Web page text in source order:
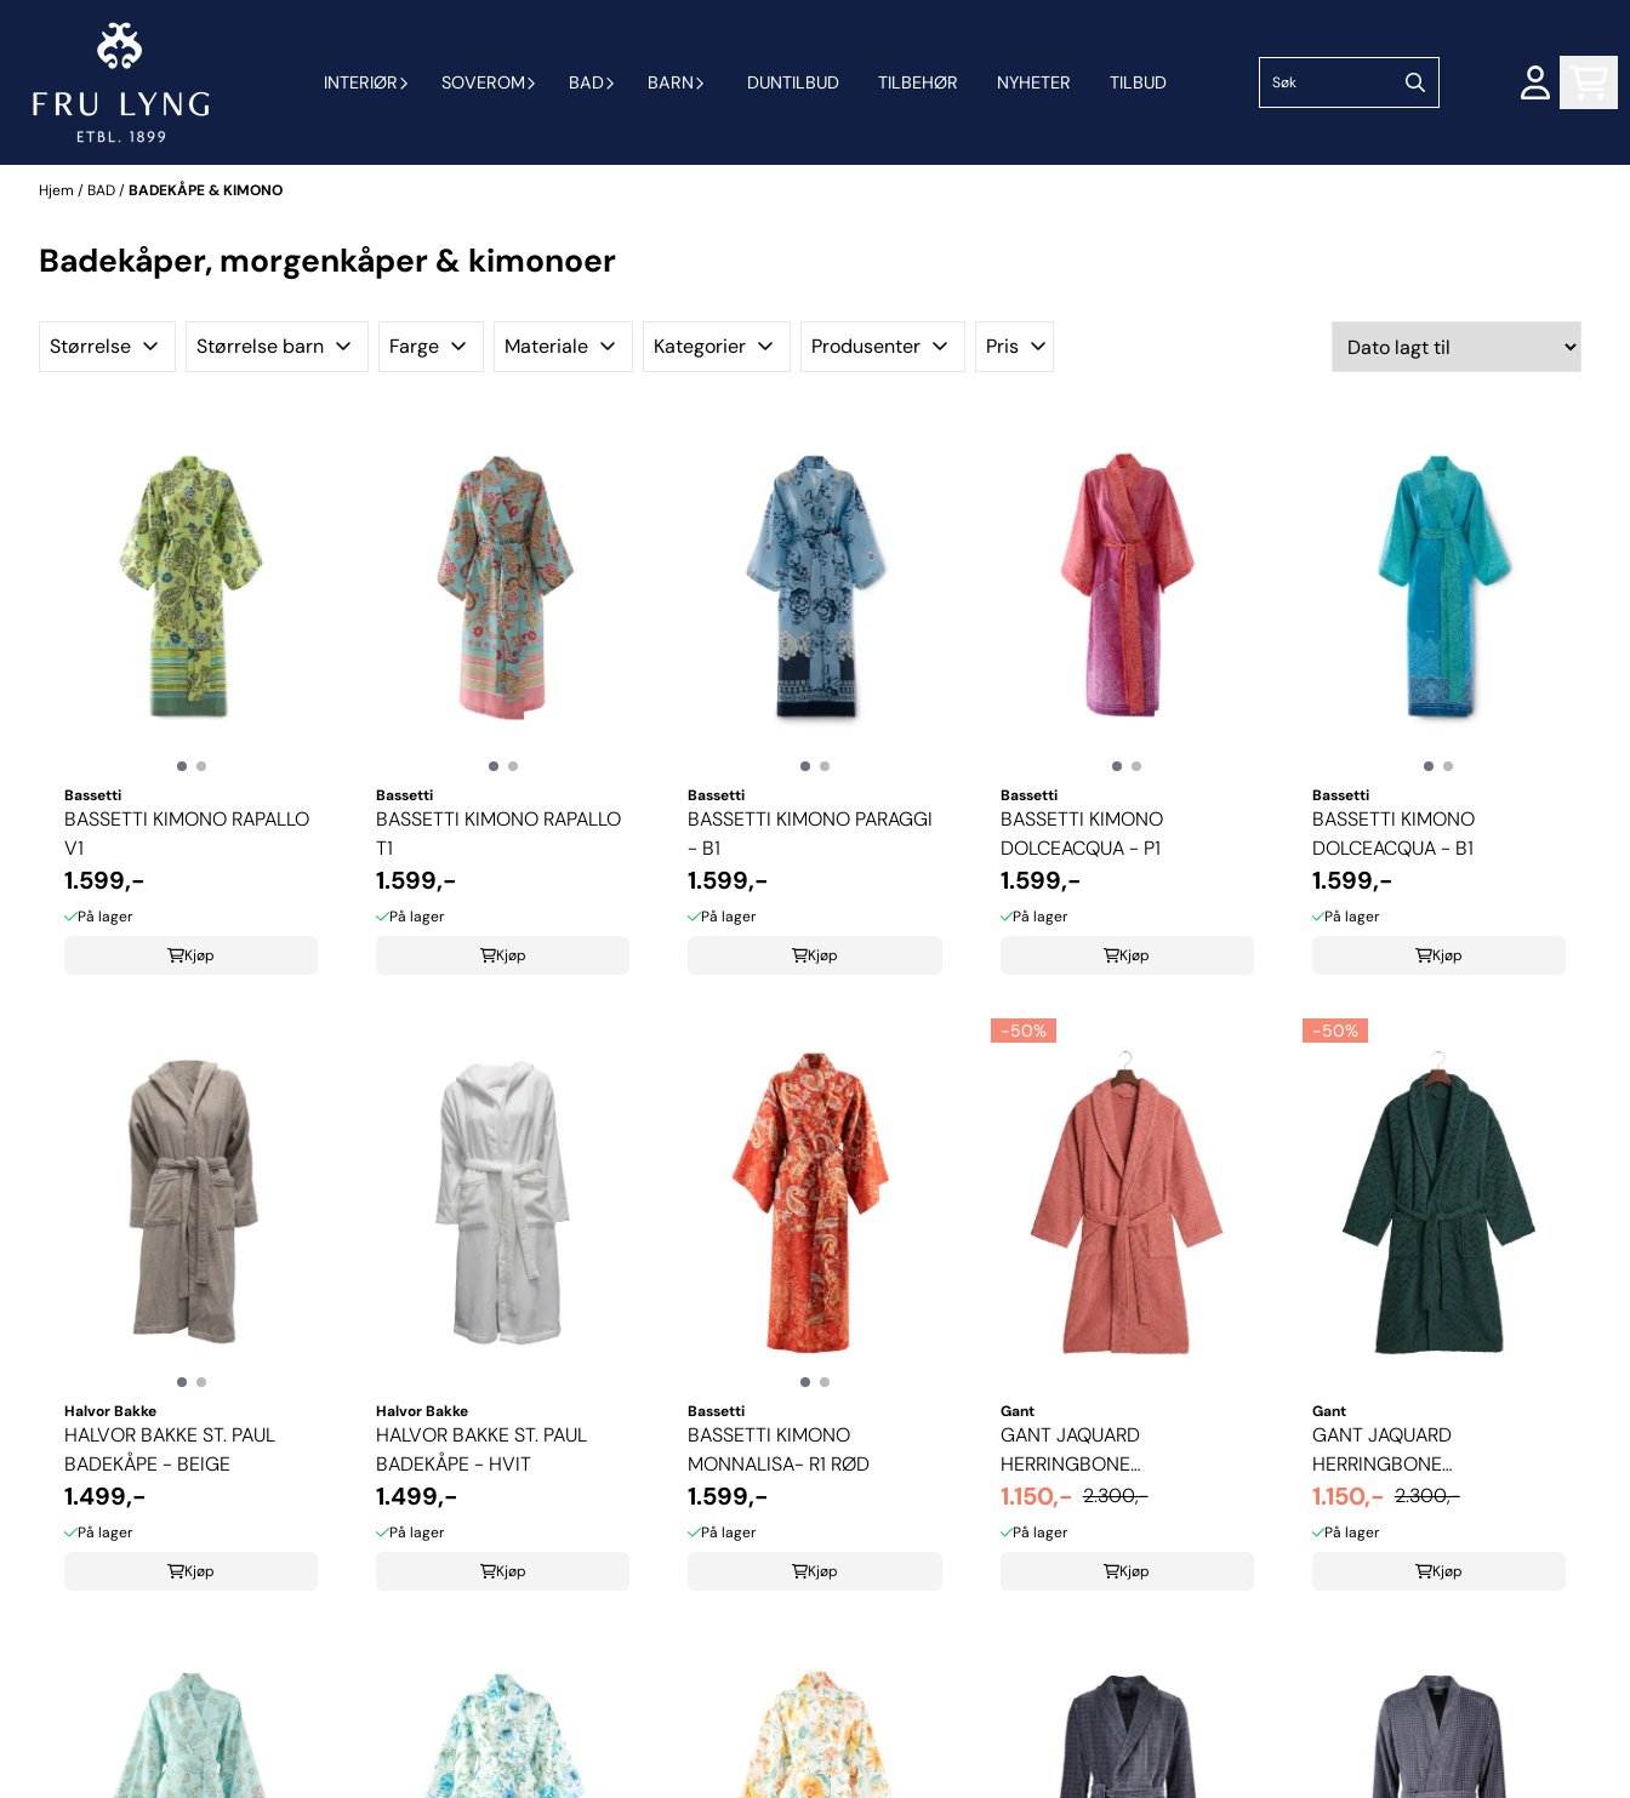
Hopp til innhold
INTERIØR SOVEROM BAD BARN DUNTILBUD TILBEHØR NYHETER TILBUD
Hjem /BAD/BADEKÅPE & KIMONO
Badekåper, morgenkåper & kimonoer
Størrelse Størrelse barn Farge Materiale Kategorier Produsenter Pris
Bassetti
BASSETTI KIMONO RAPALLO
V1
1.599,-
På lager
Kjøp
Bassetti
BASSETTI KIMONO RAPALLO
T1
1.599,-
På lager
Kjøp
Bassetti
BASSETTI KIMONO PARAGGI
- B1
1.599,-
På lager
Kjøp
Bassetti
BASSETTI KIMONO
DOLCEACQUA - P1
1.599,-
På lager
Kjøp
Bassetti
BASSETTI KIMONO
DOLCEACQUA - B1
1.599,-
På lager
Kjøp
Halvor Bakke
HALVOR BAKKE ST. PAUL
BADEKÅPE - BEIGE
1.499,-
På lager
Kjøp
Halvor Bakke
HALVOR BAKKE ST. PAUL
BADEKÅPE - HVIT
1.499,-
På lager
Kjøp
Bassetti
BASSETTI KIMONO
MONNALISA- R1 RØD
1.599,-
På lager
Kjøp
-50%
Gant
GANT JAQUARD
HERRINGBONE
MORGENKÅPE - FADED
BRICK
1.150,- 2.300,-
På lager
Kjøp
-50%
Gant
GANT JAQUARD
HERRINGBONE
MORGENKÅPE - TARTAN ...
1.150,- 2.300,-
På lager
Kjøp